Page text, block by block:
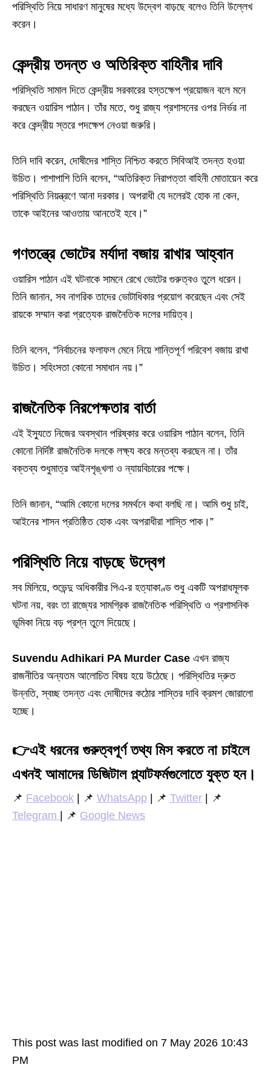
পরিস্থিতি নিয়ে সাধারণ মানুষের মধ্যে উদ্বেগ বাড়ছে বলেও তিনি উল্লেখ
করেন।
কেন্দ্রীয় তদন্ত ও অতিরিক্ত বাহিনীর দাবি
পরিস্থিতি সামাল দিতে কেন্দ্রীয় সরকারের হস্তক্ষেপ প্রয়োজন বলে মনে
করছেন ওয়ারিস পাঠান। তাঁর মতে, শুধু রাজ্য প্রশাসনের ওপর নির্ভর না
করে কেন্দ্রীয় স্তরে পদক্ষেপ নেওয়া জরুরি।
তিনি দাবি করেন, দোষীদের শাস্তি নিশ্চিত করতে সিবিআই তদন্ত হওয়া
উচিত। পাশাপাশি তিনি বলেন, “অতিরিক্ত নিরাপত্তা বাহিনী মোতায়েন করে
পরিস্থিতি নিয়ন্ত্রণে আনা দরকার। অপরাধী যে দলেরই হোক না কেন,
তাকে আইনের আওতায় আনতেই হবে।”
গণতন্ত্রে ভোটের মর্যাদা বজায় রাখার আহ্বান
ওয়ারিস পাঠান এই ঘটনাকে সামনে রেখে ভোটের গুরুত্বও তুলে ধরেন।
তিনি জানান, সব নাগরিক তাদের ভোটাধিকার প্রয়োগ করেছেন এবং সেই
রায়কে সম্মান করা প্রত্যেক রাজনৈতিক দলের দায়িত্ব।
তিনি বলেন, “নির্বাচনের ফলাফল মেনে নিয়ে শান্তিপূর্ণ পরিবেশ বজায় রাখা
উচিত। সহিংসতা কোনো সমাধান নয়।”
রাজনৈতিক নিরপেক্ষতার বার্তা
এই ইস্যুতে নিজের অবস্থান পরিষ্কার করে ওয়ারিস পাঠান বলেন, তিনি
কোনো নির্দিষ্ট রাজনৈতিক দলকে লক্ষ্য করে মন্তব্য করছেন না। তাঁর
বক্তব্য শুধুমাত্র আইনশৃঙ্খলা ও ন্যায়বিচারের পক্ষে।
তিনি জানান, “আমি কোনো দলের সমর্থনে কথা বলছি না। আমি শুধু চাই,
আইনের শাসন প্রতিষ্ঠিত হোক এবং অপরাধীরা শাস্তি পাক।”
পরিস্থিতি নিয়ে বাড়ছে উদ্বেগ
সব মিলিয়ে, শুভেন্দু অধিকারীর পিএ-র হত্যাকাণ্ড শুধু একটি অপরাধমূলক
ঘটনা নয়, বরং তা রাজ্যের সামগ্রিক রাজনৈতিক পরিস্থিতি ও প্রশাসনিক
ভূমিকা নিয়ে বড় প্রশ্ন তুলে দিয়েছে।
Suvendu Adhikari PA Murder Case এখন রাজ্য
রাজনীতির অন্যতম আলোচিত বিষয় হয়ে উঠেছে। পরিস্থিতির দ্রুত
উন্নতি, স্বচ্ছ তদন্ত এবং দোষীদের কঠোর শাস্তির দাবি ক্রমশ জোরালো
হচ্ছে।
👉এই ধরনের গুরুত্বপূর্ণ তথ্য মিস করতে না চাইলে
এখনই আমাদের ডিজিটাল প্ল্যাটফর্মগুলোতে যুক্ত হন।
📌 Facebook | 📌 WhatsApp | 📌 Twitter | 📌
Telegram
| 📌 Google News
This post was last modified on 7 May 2026 10:43
PM